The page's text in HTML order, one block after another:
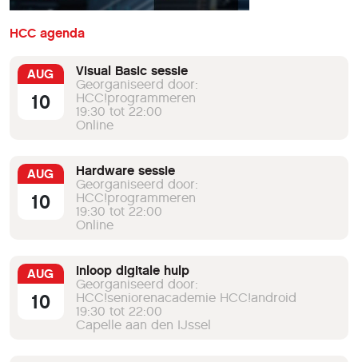
HCC agenda
AUG
10
Visual Basic sessie
Georganiseerd door:
HCC!programmeren
19:30 tot 22:00
Online
AUG
10
Hardware sessie
Georganiseerd door:
HCC!programmeren
19:30 tot 22:00
Online
AUG
10
Inloop digitale hulp
Georganiseerd door:
HCC!seniorenacademie HCC!android
19:30 tot 22:00
Capelle aan den IJssel